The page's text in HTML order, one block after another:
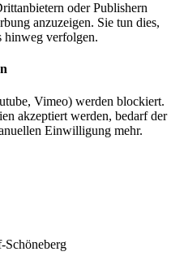
oder Publishern
anzuzeigen. Sie tun dies,
hinweg verfolgen.
Vimeo) werden blockiert.
akzeptiert werden, bedarf der
Einwilligung mehr.
Schöneberg